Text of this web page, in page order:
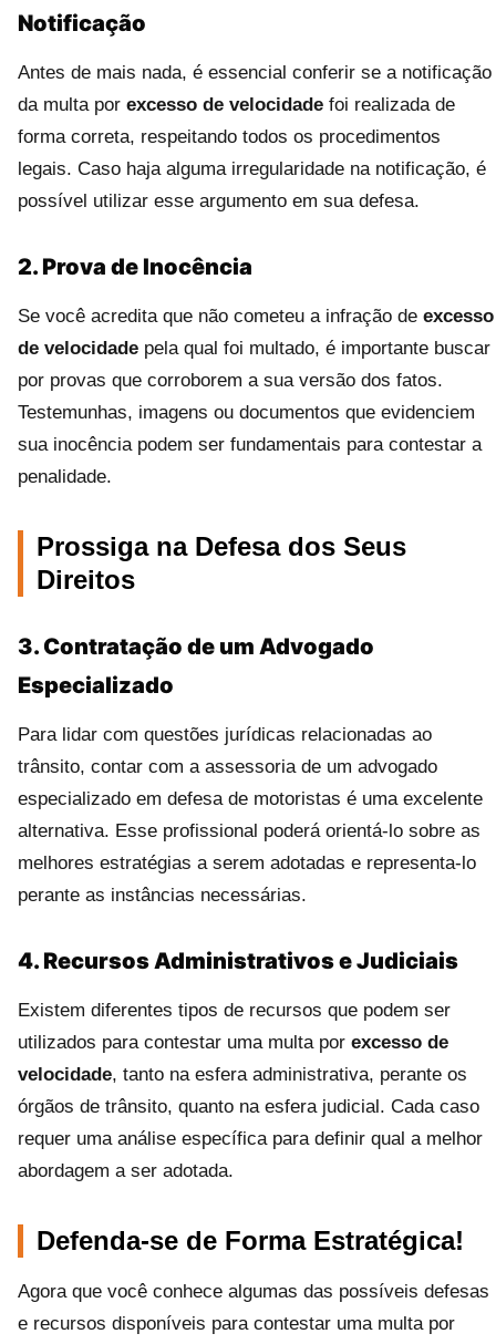
Notificação
Antes de mais nada, é essencial conferir se a notificação
da multa por excesso de velocidade foi realizada de
forma correta, respeitando todos os procedimentos
legais. Caso haja alguma irregularidade na notificação, é
possível utilizar esse argumento em sua defesa.
2. Prova de Inocência
Se você acredita que não cometeu a infração de excesso
de velocidade pela qual foi multado, é importante buscar
por provas que corroborem a sua versão dos fatos.
Testemunhas, imagens ou documentos que evidenciem
sua inocência podem ser fundamentais para contestar a
penalidade.
Prossiga na Defesa dos Seus
Direitos
3. Contratação de um Advogado
Especializado
Para lidar com questões jurídicas relacionadas ao
trânsito, contar com a assessoria de um advogado
especializado em defesa de motoristas é uma excelente
alternativa. Esse profissional poderá orientá-lo sobre as
melhores estratégias a serem adotadas e representa-lo
perante as instâncias necessárias.
4. Recursos Administrativos e Judiciais
Existem diferentes tipos de recursos que podem ser
utilizados para contestar uma multa por excesso de
velocidade, tanto na esfera administrativa, perante os
órgãos de trânsito, quanto na esfera judicial. Cada caso
requer uma análise específica para definir qual a melhor
abordagem a ser adotada.
Defenda-se de Forma Estratégica!
Agora que você conhece algumas das possíveis defesas
e recursos disponíveis para contestar uma multa por